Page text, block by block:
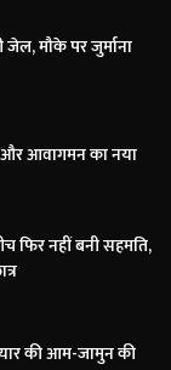
जेल, मौके पर जुर्माना
और आवागमन का नया
फिर नहीं बनी सहमति,
की आम-जामुन की